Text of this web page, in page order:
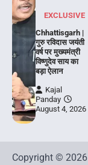
EXCLUSIVE
Chhattisgarh |
गुरु रविदास जयंती
वर्ष पर मुख्यमंत्री
विष्णुदेव साय का
बड़ा ऐलान
Kajal
Panday
August 4, 2026
Copyright © 2026